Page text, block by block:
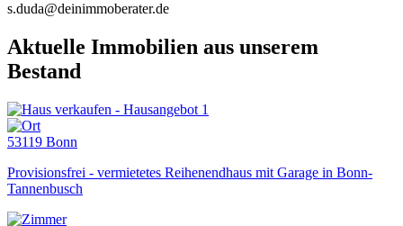
s.duda@deinimmoberater.de
Aktuelle Immobilien aus unserem
Bestand
53119 Bonn
Provisionsfrei - vermietetes Reihenendhaus mit Garage in Bonn-
Tannenbusch